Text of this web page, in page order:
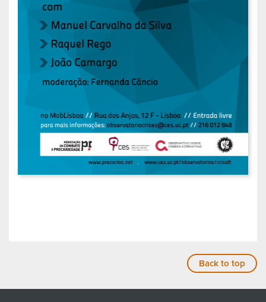
Back to top